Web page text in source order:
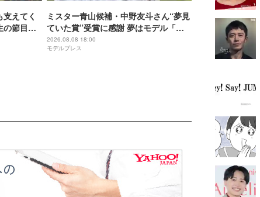
えてく
の節目を
ており
ミスター青山候補・中野友斗さん“夢見
ていた賞”受賞に感謝 夢はモデル「本
気でやりたい」【モデルプレスインタ
ビュー】
2026.08.08 18:00
モデルプレス